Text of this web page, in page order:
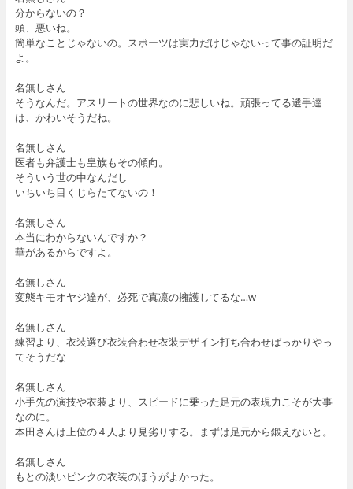
分からないの？
頭、悪いね。
簡単なことじゃないの。スポーツは実力だけじゃないって事の証明だ
よ。
名無しさん
そうなんだ。アスリートの世界なのに悲しいね。頑張ってる選手達
は、かわいそうだね。
名無しさん
医者も弁護士も皇族もその傾向。
そういう世の中なんだし
いちいち目くじらたてないの！
名無しさん
本当にわからないんですか？
華があるからですよ。
名無しさん
変態キモオヤジ達が、必死で真凛の擁護してるな…w
名無しさん
練習より、衣装選び衣装合わせ衣装デザイン打ち合わせばっかりやっ
てそうだな
名無しさん
小手先の演技や衣装より、スピードに乗った足元の表現力こそが大事
なのに。
本田さんは上位の４人より見劣りする。まずは足元から鍛えないと。
名無しさん
もとの淡いピンクの衣装のほうがよかった。